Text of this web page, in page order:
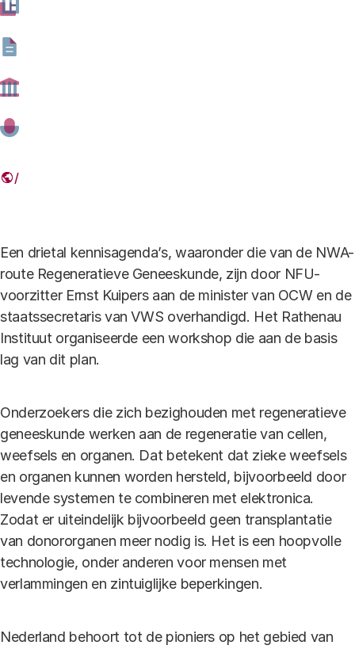
Een drietal kennisagenda’s, waaronder die van de NWA-
route Regeneratieve Geneeskunde, zijn door NFU-
voorzitter Ernst Kuipers aan de minister van OCW en de
staatssecretaris van VWS overhandigd. Het Rathenau
Instituut organiseerde een workshop die aan de basis
lag van dit plan.
Onderzoekers die zich bezighouden met regeneratieve
geneeskunde werken aan de regeneratie van cellen,
weefsels en organen. Dat betekent dat zieke weefsels
en organen kunnen worden hersteld, bijvoorbeeld door
levende systemen te combineren met elektronica.
Zodat er uiteindelijk bijvoorbeeld geen transplantatie
van donororganen meer nodig is. Het is een hoopvolle
technologie, onder anderen voor mensen met
verlammingen en zintuiglijke beperkingen.
Nederland behoort tot de pioniers op het gebied van